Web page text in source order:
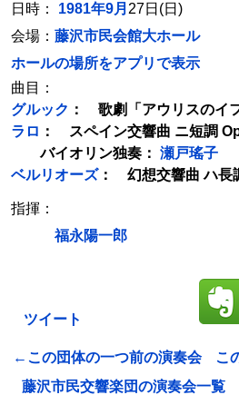
日時： 1981年9月 27日(日)
会場： 藤沢市民会館大ホール
ホールの場所をアプリで表示
曲目：
グルック ： 歌劇「アウリスのイ
ラロ ： スペイン交響曲 ニ短調
バイオリン独奏： 瀬戸瑤子
ベルリオーズ： 幻想交響曲 ハ長
指揮：
福永陽一郎
ツイート
←この団体の一つ前の演奏会
こ
藤沢市民交響楽団の演奏会一覧